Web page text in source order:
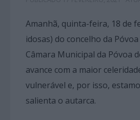
Amanhã, quinta-feira, 18 de
idosas) do concelho da
Câmara Municipal da Póvoa
avance com a maior
vulnerável e, por isso,
salienta o autarca.